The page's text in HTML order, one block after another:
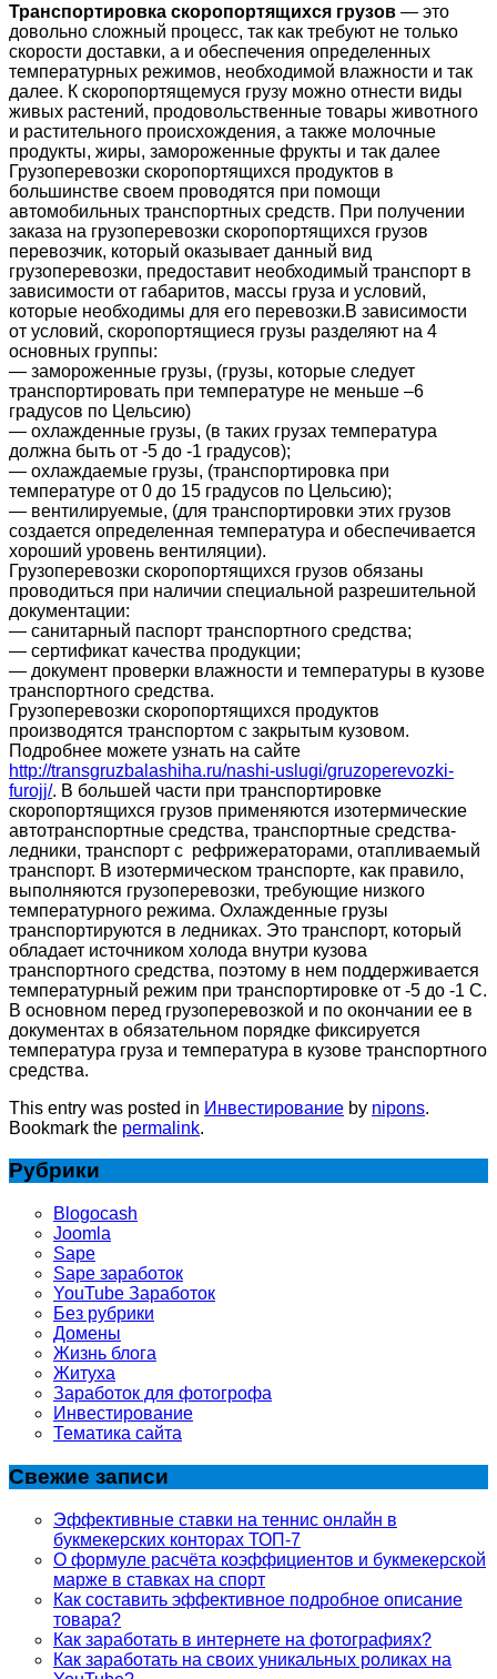
Транспортировка скоропортящихся грузов — это
довольно сложный процесс, так как требуют не только
скорости доставки, а и обеспечения определенных
температурных режимов, необходимой влажности и так
далее. К скоропортящемуся грузу можно отнести виды
живых растений, продовольственные товары животного
и растительного происхождения, а также молочные
продукты, жиры, замороженные фрукты и так далее
Грузоперевозки скоропортящихся продуктов в
большинстве своем проводятся при помощи
автомобильных транспортных средств. При получении
заказа на грузоперевозки скоропортящихся грузов
перевозчик, который оказывает данный вид
грузоперевозки, предоставит необходимый транспорт в
зависимости от габаритов, массы груза и условий,
которые необходимы для его перевозки.В зависимости
от условий, скоропортящиеся грузы разделяют на 4
основных группы:
— замороженные грузы, (грузы, которые следует
транспортировать при температуре не меньше –6
градусов по Цельсию)
— охлажденные грузы, (в таких грузах температура
должна быть от -5 до -1 градусов);
— охлаждаемые грузы, (транспортировка при
температуре от 0 до 15 градусов по Цельсию);
— вентилируемые, (для транспортировки этих грузов
создается определенная температура и обеспечивается
хороший уровень вентиляции).
Грузоперевозки скоропортящихся грузов обязаны
проводиться при наличии специальной разрешительной
документации:
— санитарный паспорт транспортного средства;
— сертификат качества продукции;
— документ проверки влажности и температуры в кузове
транспортного средства.
Грузоперевозки скоропортящихся продуктов
производятся транспортом с закрытым кузовом.
Подробнее можете узнать на сайте
http://transgruzbalashiha.ru/nashi-uslugi/gruzoperevozki-
furojj/. В большей части при транспортировке
скоропортящихся грузов применяются изотермические
автотранспортные средства, транспортные средства-
ледники, транспорт с рефрижераторами, отапливаемый
транспорт. В изотермическом транспорте, как правило,
выполняются грузоперевозки, требующие низкого
температурного режима. Охлажденные грузы
транспортируются в ледниках. Это транспорт, который
обладает источником холода внутри кузова
транспортного средства, поэтому в нем поддерживается
температурный режим при транспортировке от -5 до -1 С.
В основном перед грузоперевозкой и по окончании ее в
документах в обязательном порядке фиксируется
температура груза и температура в кузове транспортного
средства.
This entry was posted in Инвестирование by nipons.
Bookmark the permalink.
Рубрики
Blogocash
Joomla
Sape
Sape заработок
YouTube Заработок
Без рубрики
Домены
Жизнь блога
Житуха
Заработок для фотогрофа
Инвестирование
Тематика сайта
Свежие записи
Эффективные ставки на теннис онлайн в
букмекерских конторах ТОП-7
О формуле расчёта коэффициентов и букмекерской
марже в ставках на спорт
Как составить эффективное подробное описание
товара?
Как заработать в интернете на фотографиях?
Как заработать на своих уникальных роликах на